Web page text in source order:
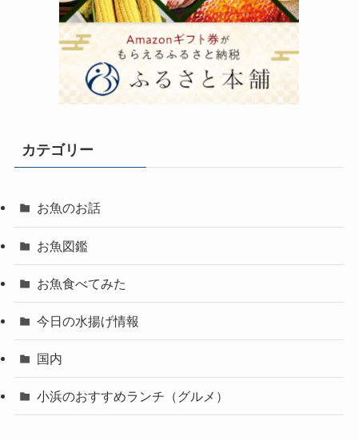
カテゴリー
お魚のお話
お魚図鑑
お魚食べてみた
今日の水揚げ情報
国内
小浜のおすすめランチ（グルメ）